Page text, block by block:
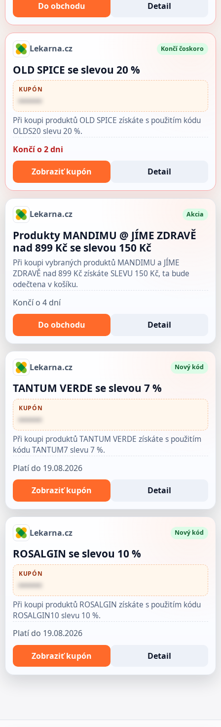
Do obchodu Detail
Lekarna.cz Končí čoskoro
OLD SPICE se slevou 20 %
KUPÓN
••••••
Při koupi produktů OLD SPICE získáte s použitím kódu
OLDS20 slevu 20 %.
Končí o 2 dni
Zobraziť kupón Detail
Lekarna.cz Akcia
Produkty MANDIMU @ JÍME ZDRAVĚ
nad 899 Kč se slevou 150 Kč
Při koupi vybraných produktů MANDIMU a JÍME
ZDRAVĚ nad 899 Kč získáte SLEVU 150 Kč, ta bude
odečtena v košíku.
Končí o 4 dní
Do obchodu Detail
Lekarna.cz Nový kód
TANTUM VERDE se slevou 7 %
KUPÓN
••••••
Při koupi produktů TANTUM VERDE získáte s použitím
kódu TANTUM7 slevu 7 %.
Platí do 19.08.2026
Zobraziť kupón Detail
Lekarna.cz Nový kód
ROSALGIN se slevou 10 %
KUPÓN
••••••
Při koupi produktů ROSALGIN získáte s použitím kódu
ROSALGIN10 slevu 10 %.
Platí do 19.08.2026
Zobraziť kupón Detail